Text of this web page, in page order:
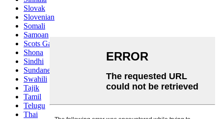
Slovak
Slovenian
Somali
Samoan
Scots Gaelic
Shona
Sindhi
Sundanese
Swahili
Tajik
Tamil
Telugu
Thai